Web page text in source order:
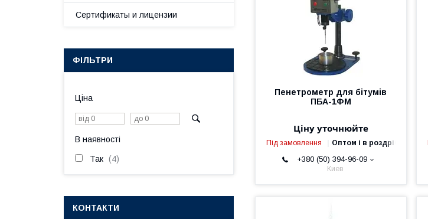
Пенетрометр для бітумів
ПБА-1ФМ
Ціну уточнюйте
Під замовлення Оптом і в роздріб
+380 (50) 394-96-09
Киев
Сертификаты и лицензии
ФІЛЬТРИ
Ціна
В наявності
Так 4
КОНТАКТИ